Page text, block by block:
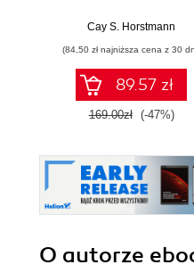
Cay S. Horstmann
(84,50 zł najniższa cena z 30
89.57 zł
169.00zł (-47%)
O autorze